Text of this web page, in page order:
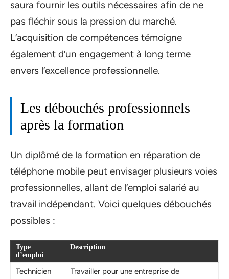
saura fournir les outils nécessaires afin de ne
pas fléchir sous la pression du marché.
L’acquisition de compétences témoigne
également d’un engagement à long terme
envers l’excellence professionnelle.
Les débouchés professionnels
après la formation
Un diplômé de la formation en réparation de
téléphone mobile peut envisager plusieurs voies
professionnelles, allant de l’emploi salarié au
travail indépendant. Voici quelques débouchés
possibles :
Type
d’emploi
Description
Technicien
Travailler pour une entreprise de